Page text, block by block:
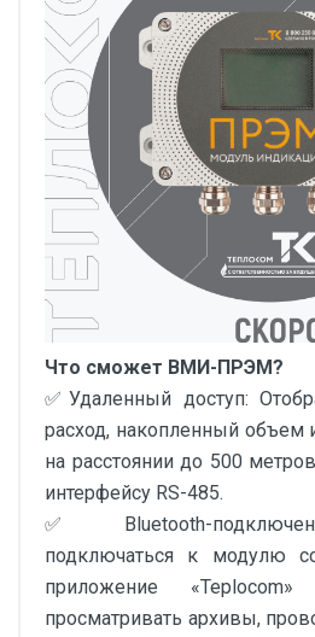
Что сможет ВМИ-ПРЭМ?
✅Удаленный доступ:
расход, накопленный объем
на расстоянии до 500
интерфейсу RS-485.
✅Bluetooth-
подключаться к модулю
приложение
просматривать архивы,